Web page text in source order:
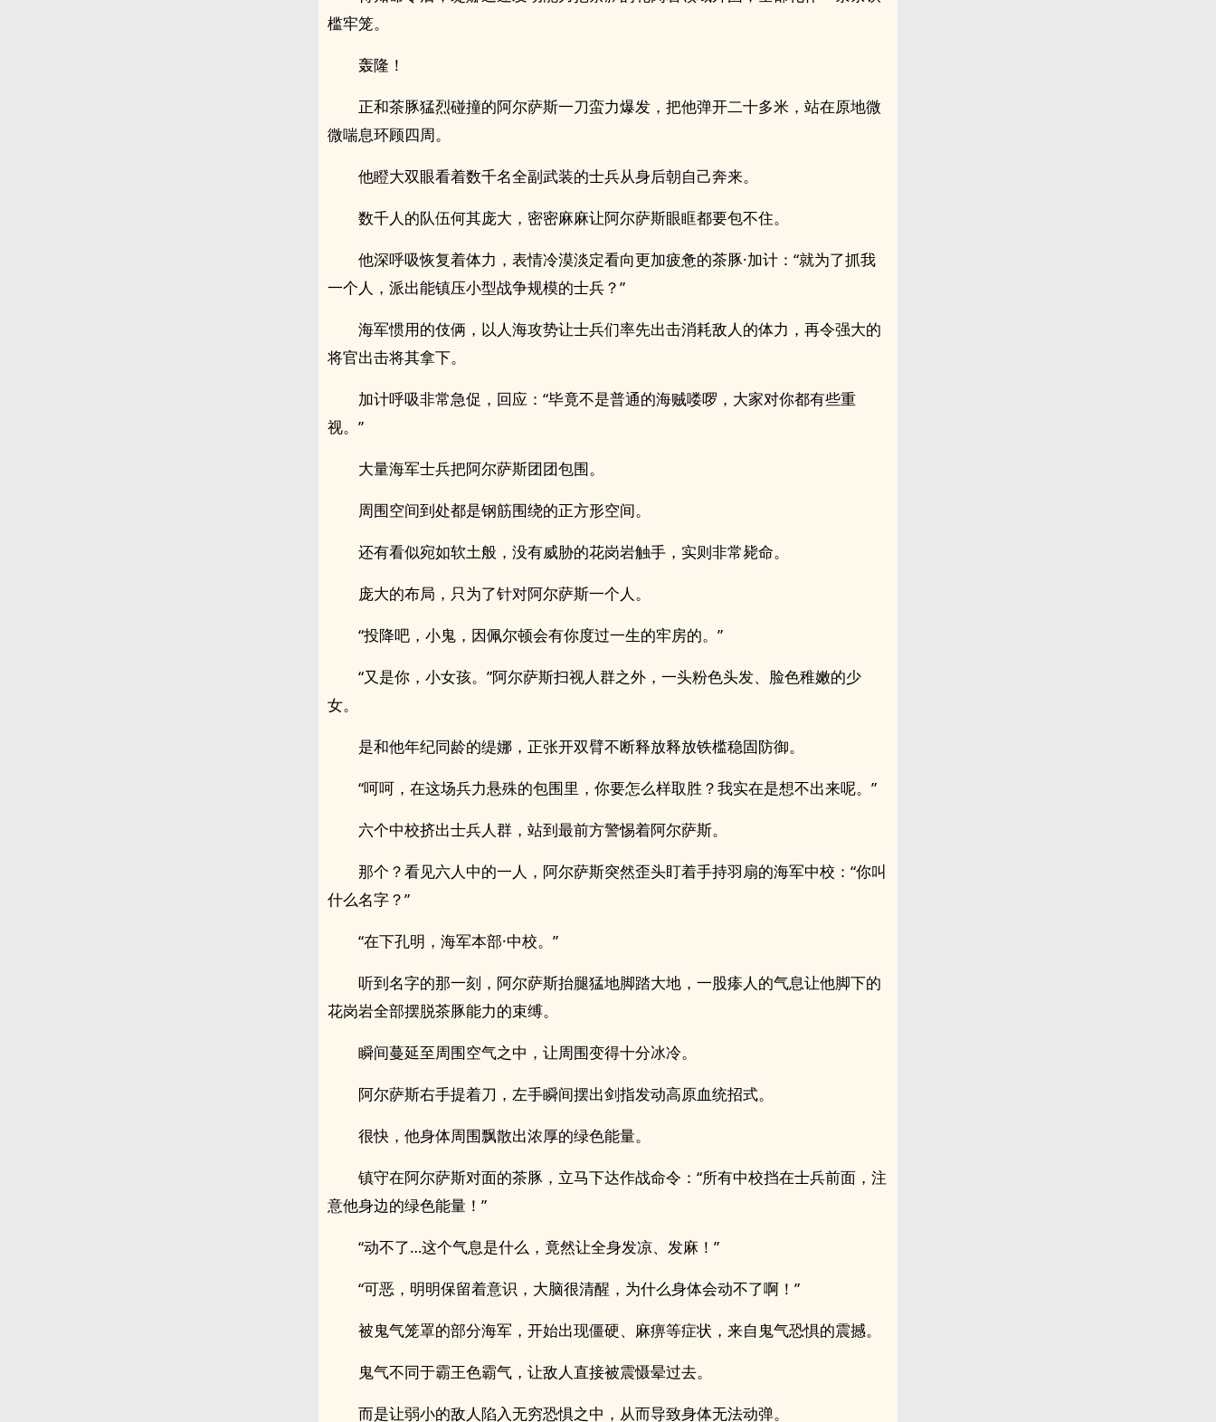
槛牢笼。
轰隆！
正和茶豚猛烈碰撞的阿尔萨斯一刀蛮力爆发，把他弹开二十多米，站在原地微
微喘息环顾四周。
他瞪大双眼看着数千名全副武装的士兵从身后朝自己奔来。
数千人的队伍何其庞大，密密麻麻让阿尔萨斯眼眶都要包不住。
他深呼吸恢复着体力，表情冷漠淡定看向更加疲惫的茶豚·加计：“就为了抓我
一个人，派出能镇压小型战争规模的士兵？”
海军惯用的伎俩，以人海攻势让士兵们率先出击消耗敌人的体力，再令强大的
将官出击将其拿下。
加计呼吸非常急促，回应：“毕竟不是普通的海贼喽啰，大家对你都有些重
视。”
大量海军士兵把阿尔萨斯团团包围。
周围空间到处都是钢筋围绕的正方形空间。
还有看似宛如软土般，没有威胁的花岗岩触手，实则非常毙命。
庞大的布局，只为了针对阿尔萨斯一个人。
“投降吧，小鬼，因佩尔顿会有你度过一生的牢房的。”
“又是你，小女孩。”阿尔萨斯扫视人群之外，一头粉色头发、脸色稚嫩的少
女。
是和他年纪同龄的缇娜，正张开双臂不断释放释放铁槛稳固防御。
“呵呵，在这场兵力悬殊的包围里，你要怎么样取胜？我实在是想不出来呢。”
六个中校挤出士兵人群，站到最前方警惕着阿尔萨斯。
那个？看见六人中的一人，阿尔萨斯突然歪头盯着手持羽扇的海军中校：“你叫
什么名字？”
“在下孔明，海军本部·中校。”
听到名字的那一刻，阿尔萨斯抬腿猛地脚踏大地，一股瘆人的气息让他脚下的
花岗岩全部摆脱茶豚能力的束缚。
瞬间蔓延至周围空气之中，让周围变得十分冰冷。
阿尔萨斯右手提着刀，左手瞬间摆出剑指发动高原血统招式。
很快，他身体周围飘散出浓厚的绿色能量。
镇守在阿尔萨斯对面的茶豚，立马下达作战命令：“所有中校挡在士兵前面，注
意他身边的绿色能量！”
“动不了…这个气息是什么，竟然让全身发凉、发麻！”
“可恶，明明保留着意识，大脑很清醒，为什么身体会动不了啊！”
被鬼气笼罩的部分海军，开始出现僵硬、麻痹等症状，来自鬼气恐惧的震撼。
鬼气不同于霸王色霸气，让敌人直接被震慑晕过去。
而是让弱小的敌人陷入无穷恐惧之中，从而导致身体无法动弹。